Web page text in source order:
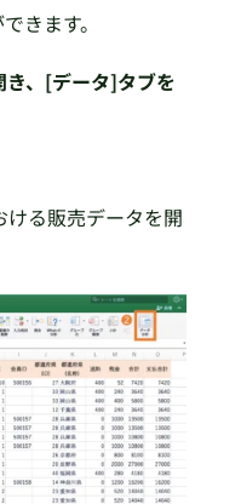
きます。
、[データ]タブを
ける販売データを開